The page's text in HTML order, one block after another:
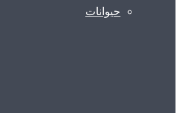
حیوانات